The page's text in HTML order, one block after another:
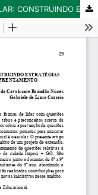
SAÚDE MENTAL NO CONTEXTO ESCOLAR: CONSTRUINDO ESTRATÉGIAS DE PREVENÇÃO, IDENTIFICAÇÃO E ENFRENTAMENTO